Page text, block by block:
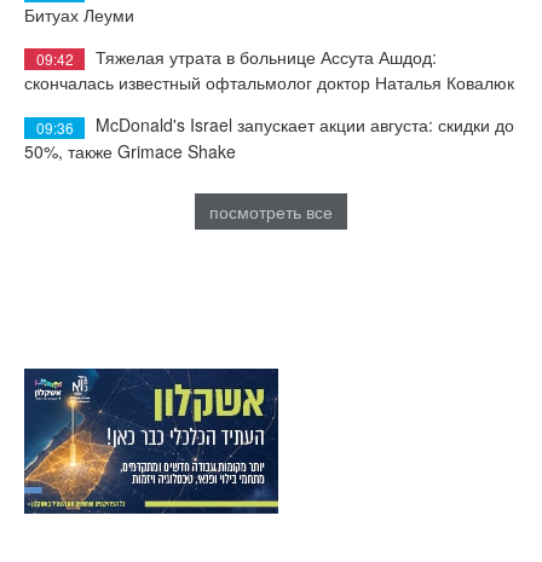
Битуах Леуми
09:42
Тяжелая утрата в больнице Ассута Ашдод:
скончалась известный офтальмолог доктор Наталья Ковалюк
09:36
McDonald's Israel запускает акции августа: скидки до
50%, также Grimace Shake
посмотреть все